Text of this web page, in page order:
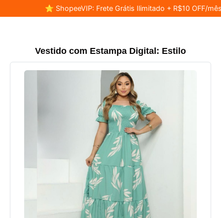
⭐ ShopeeVIP: Frete Grátis Ilimitado + R$10 OFF/
Vestido com Estampa Digital: Estilo